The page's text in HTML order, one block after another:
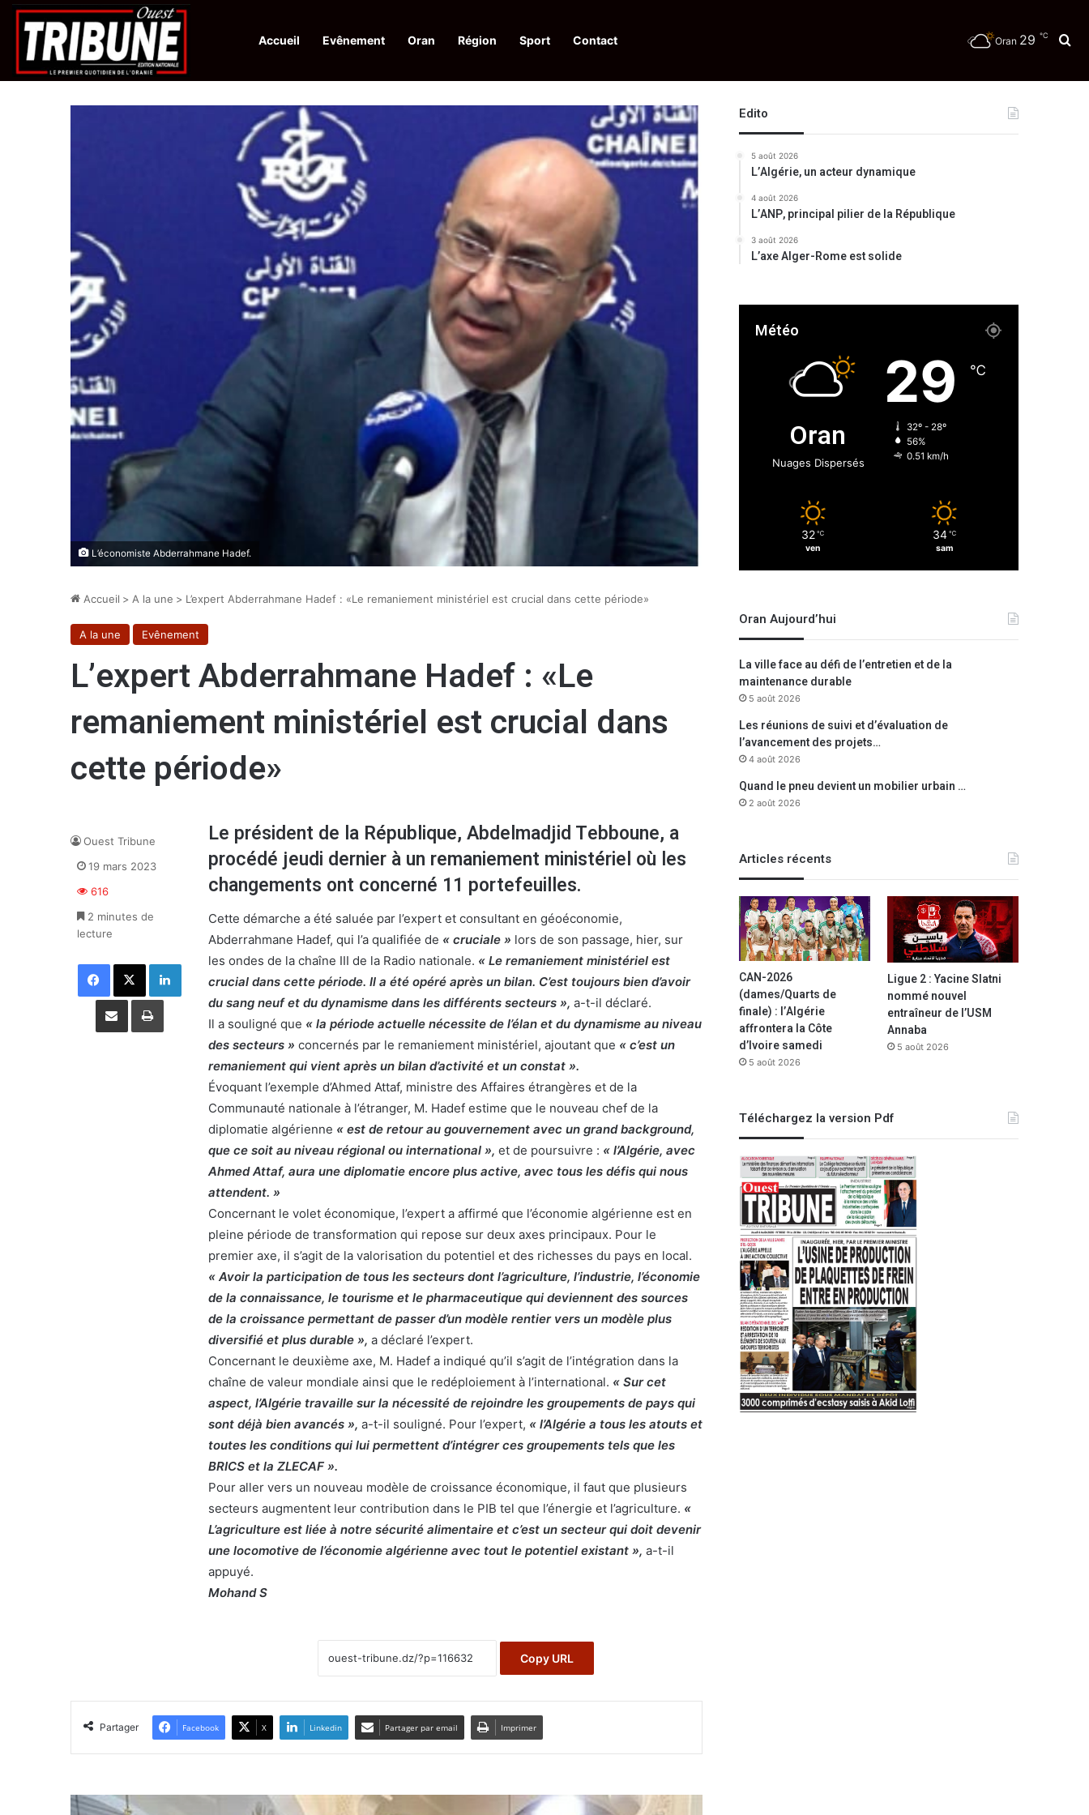
Accueil Evênement Oran Région Sport Contact Oran 29 ℃
Infos en Direct: Protection de la ville sainte d’El-Qods : l’Algérie appelle à une action collective
L’économiste Abderrahmane Hadef.
Accueil > A la une > L’expert Abderrahmane Hadef : «Le remaniement ministériel est crucial dans cette période»
A la une Evênement
L’expert Abderrahmane Hadef : «Le
remaniement ministériel est crucial dans
cette période»
Le président de la République, Abdelmadjid Tebboune, a
procédé jeudi dernier à un remaniement ministériel où les
changements ont concerné 11 portefeuilles.
Cette démarche a été saluée par l’expert et consultant en géoéconomie,
Abderrahmane Hadef, qui l’a qualifiée de « cruciale » lors de son passage, hier, sur
les ondes de la chaîne III de la Radio nationale. « Le remaniement ministériel est
crucial dans cette période. Il a été opéré après un bilan. C’est toujours bien d’avoir
du sang neuf et du dynamisme dans les différents secteurs », a-t-il déclaré.
Il a souligné que « la période actuelle nécessite de l’élan et du dynamisme au niveau
des secteurs » concernés par le remaniement ministériel, ajoutant que « c’est un
remaniement qui vient après un bilan d’activité et un constat ».
Évoquant l’exemple d’Ahmed Attaf, ministre des Affaires étrangères et de la
Communauté nationale à l’étranger, M. Hadef estime que le nouveau chef de la
diplomatie algérienne « est de retour au gouvernement avec un grand background,
que ce soit au niveau régional ou international », et de poursuivre : « l’Algérie, avec
Ahmed Attaf, aura une diplomatie encore plus active, avec tous les défis qui nous
attendent. »
Concernant le volet économique, l’expert a affirmé que l’économie algérienne est en
pleine période de transformation qui repose sur deux axes principaux. Pour le
premier axe, il s’agit de la valorisation du potentiel et des richesses du pays en local.
« Avoir la participation de tous les secteurs dont l’agriculture, l’industrie, l’économie
de la connaissance, le tourisme et le pharmaceutique qui deviennent des sources
de la croissance permettant de passer d’un modèle rentier vers un modèle plus
diversifié et plus durable », a déclaré l’expert.
Concernant le deuxième axe, M. Hadef a indiqué qu’il s’agit de l’intégration dans la
chaîne de valeur mondiale ainsi que le redéploiement à l’international. « Sur cet
aspect, l’Algérie travaille sur la nécessité de rejoindre les groupements de pays qui
sont déjà bien avancés », a-t-il souligné. Pour l’expert, « l’Algérie a tous les atouts et
toutes les conditions qui lui permettent d’intégrer ces groupements tels que les
BRICS et la ZLECAF ».
Pour aller vers un nouveau modèle de croissance économique, il faut que plusieurs
secteurs augmentent leur contribution dans le PIB tel que l’énergie et l’agriculture. «
L’agriculture est liée à notre sécurité alimentaire et c’est un secteur qui doit devenir
une locomotive de l’économie algérienne avec tout le potentiel existant », a-t-il
appuyé.
Mohand S
Copy URL
Ouest Tribune
19 mars 2023
616
2 minutes de
lecture
Facebook X Linkedin
Partager par email Imprimer
Partager Facebook X Linkedin Partager par email Imprimer
Edito
5 août 2026
L’Algérie, un acteur dynamique
4 août 2026
L’ANP, principal pilier de la République
3 août 2026
L’axe Alger-Rome est solide
Météo
Oran
Nuages Dispersés
29 ℃
32º - 28º
56%
0.51 km/h
32 ℃
ven
34 ℃
sam
Oran Aujourd’hui
La ville face au défi de l’entretien et de la
maintenance durable
5 août 2026
Les réunions de suivi et d’évaluation de
l’avancement des projets…
4 août 2026
Quand le pneu devient un mobilier urbain …
2 août 2026
Articles récents
CAN-2026
(dames/Quarts de
finale) : l’Algérie
affrontera la Côte
d’Ivoire samedi
5 août 2026
Ligue 2 : Yacine Slatni
nommé nouvel
entraîneur de l’USM
Annaba
5 août 2026
Téléchargez la version Pdf